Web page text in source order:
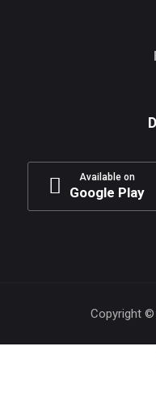
Available on
Google Play
Copyright ©